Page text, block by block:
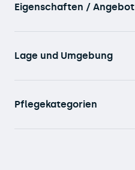
Eigenschaften / Angebot
Lage und Umgebung
Pflegekategorien